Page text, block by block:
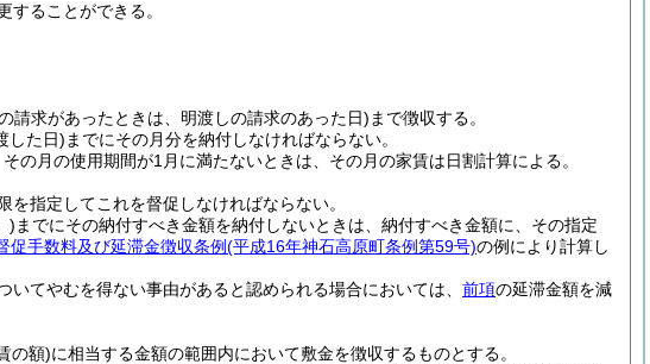
ることができる。
請求があったときは、明渡しの請求のあった日) まで徴収する。
した日) までにその月分を納付しなければならない。
の月の使用期間が1月に満たないときは、その月の家賃は日割計算による。
指定してこれを督促しなければならない。
) までにその納付すべき金額を納付しないときは、納付すべき金額に、その指定
促手数料及び延滞金徴収条例(平成16年神石高原町条例第59号)の例により計算し
てやむを得ない事由があると認められる場合においては、 前項の延滞金額を減
の額)に相当する金額の範囲内において敷金を徴収するものとする。